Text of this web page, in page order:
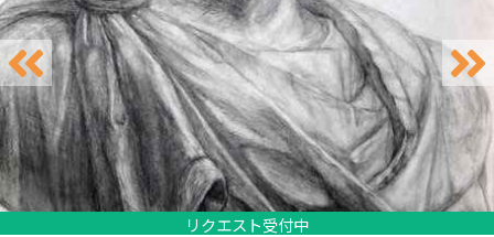
リクエスト受付中
リクエスト受付中
リクエスト受付中
リクエスト受付中
リクエスト受付中
リクエスト受付中